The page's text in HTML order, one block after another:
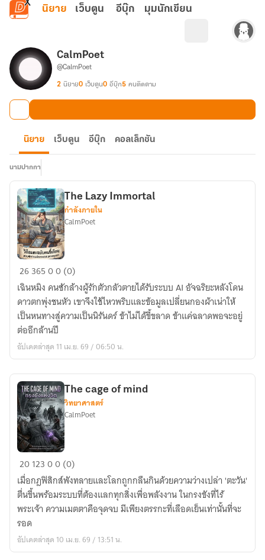
ข้ามไปยังเนื้อหาหลัก
นิยาย เว็บตูน อีบุ๊ก มุมนักเขียน
CalmPoet
@CalmPoet
2 นิยาย0 เว็บตูน0 อีบุ๊ก5 คนติดตาม
นิยาย เว็บตูน อีบุ๊ก คอลเล็กชัน
นามปากกา
The
Lazy
Immortal
The Lazy Immortal
กำลังภายใน
CalmPoet
2636500 (0)
เฉินหมิง คนซักล้างผู้รักตัวกลัวตายได้รับระบบ AI อัจฉริยะหลังโดน
ดาวตกพุ่งชนหัว เขาจึงใช้ไหวพริบและข้อมูลเปลี่ยนกองผ้าเน่าให้
เป็นหนทางสู่ความเป็นนิรันดร์ ข้าไม่ได้ขี้ขลาด ข้าแค่ฉลาดพอจะอยู่
ต่ออีกล้านปี
อัปเดตล่าสุด 11 เม.ย. 69 / 06:50 น.
The
cage
of
mind
The cage of mind
วิทยาศาสตร์
CalmPoet
2012300 (0)
เมื่อกฎฟิสิกส์พังทลายและโลกถูกกลืนกินด้วยความว่างเปล่า 'ตะวัน'
ตื่นขึ้นพร้อมระบบที่ต้องแลกทุกสิ่งเพื่อพลังงาน ในกรงขังที่ไร้
พระเจ้า ความเมตตาคือจุดจบ มีเพียงตรรกะที่เลือดเย็นเท่านั้นที่จะ
รอด
อัปเดตล่าสุด 10 เม.ย. 69 / 13:51 น.